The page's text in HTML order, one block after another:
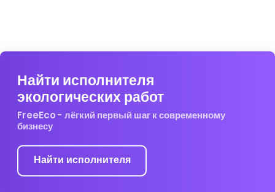
Найти исполнителя
экологических работ
FreeEco - лёгкий первый шаг к современному
бизнесу
Найти исполнителя